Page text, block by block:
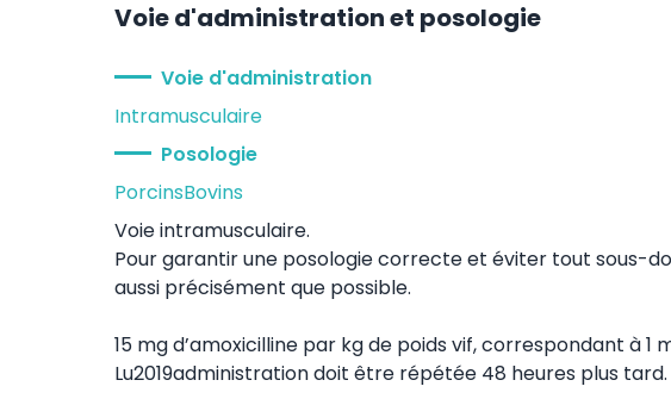
Voie d'administration et posologie
Voie d'administration
Intramusculaire
Posologie
PorcinsBovins
Voie intramusculaire.
Pour garantir une posologie correcte et éviter tout sous-
aussi précisément que possible.
15 mg d’amoxicilline par kg de poids vif, correspondant à 1
Lu2019administration doit être répétée 48 heures plus tard.